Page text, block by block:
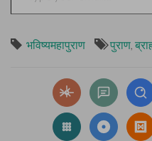
भविष्यमहापुराण पुराण,